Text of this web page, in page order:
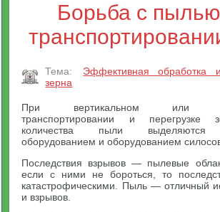
Борьба с
Тема:
Эффективная обработка
зерна
При вертикальном или
транспортировании и перегрузке
количества пыли выделяются
оборудованием и оборудованием
Последствия взрывов — пылевые
если с ними не бороться, то
катастрофическими. Пыль — отличный
и взрывов.